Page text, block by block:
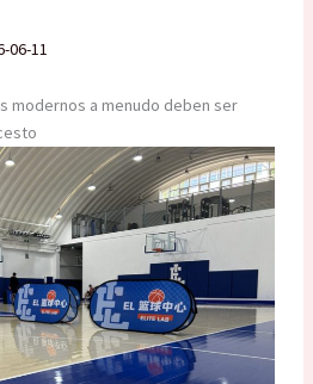
06-11
modernos a menudo deben ser